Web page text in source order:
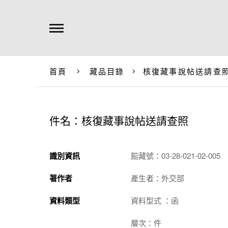
首頁 藏品目錄 核復藏事說帖送請查
件名：核復藏事說帖送請查照
識別資訊 館藏號：03-28-021-02-005
著作者 產生者：外交部
資料類型 資料型式 ：函
層次：件